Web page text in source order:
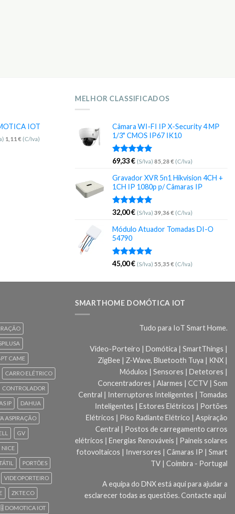
IOT
1,11€ (C/Iva)
MELHOR CLASSIFICADOS
Câmara WI-FI IP X-Security 4 MP
1/3" CMOS IP67 IK10
Avaliação
69,33€ (S/Iva) 85,28 € (C/Iva)
Gravador XVR 5n1 Hikvision 4CH +
1CH IP 1080p p/ Câmaras IP
Avaliação
32,00€ (S/Iva) 39,36 € (C/Iva)
Módulo Atuador Tomadas DI-O
54790
Avaliação
45,00€ (S/Iva) 55,35 € (C/Iva)
CAME
CARRO ELÉTRICO
CONTROLADOR
IP DAHUA
ASPIRAÇÃO
GV
NICE
PORTÕES
VIDEOPORTEIRO
ZKTECO
🎚️ DOMOTICA IOT
SMARTHOME DOMÓTICA IOT
Tudo para IoT Smart Home.
Video-Porteiro | Domótica | SmartThings |
ZigBee | Z-Wave, Bluetooth Tuya | KNX |
Módulos | Sensores | Detetores |
Concentradores | Alarmes | CCTV | Som
Central | Interruptores Inteligentes | Tomadas
Inteligentes | Estores Elétricos | Portões
Elétricos | Piso Radiante Elétrico | Aspiração
Central | Postos de carregamento carros
elétricos | Energias Renováveis | Paineis solares
fotovoltaicos | Inversores | Câmaras IP | Smart
TV | Coimbra - Portugal
A equipa do DNX está aqui para ajudar a
esclarecer todas as questões.Contacte aqui